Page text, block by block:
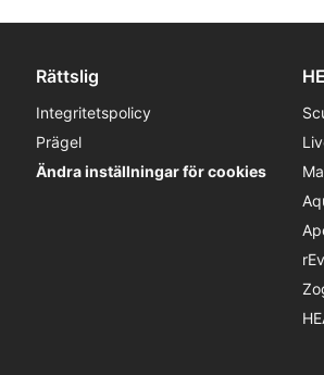
Rättslig
Integritetspolicy
Prägel
Ändra inställningar för cookies